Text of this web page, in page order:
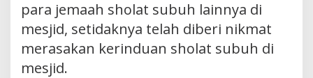
para jemaah sholat subuh lainnya di
mesjid, setidaknya telah diberi nikmat
merasakan kerinduan sholat subuh di
mesjid.